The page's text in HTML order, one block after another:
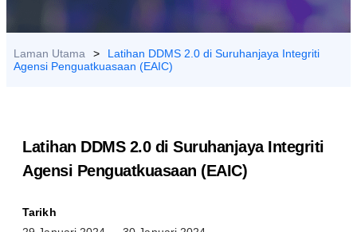
Laman Utama >
Latihan DDMS 2.0 di Suruhanjaya Integriti
Agensi Penguatkuasaan (EAIC)
Latihan DDMS 2.0 di Suruhanjaya Integriti
Agensi Penguatkuasaan (EAIC)
Tarikh